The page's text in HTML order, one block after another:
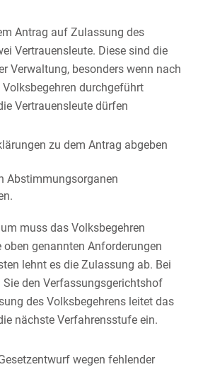
Antrag auf Zulassung des
Vertrauensleute. Diese sind die
Verwaltung, besonders wenn nach
durchgeführt
Vertrauensleute dürfen
zu dem Antrag abgeben
Abstimmungsorganen
muss das Volksbegehren
oben genannten Anforderungen
lehnt es die Zulassung ab. Bei
den Verfassungsgerichtshof
des Volksbegehrens leitet das
nächste Verfahrensstufe ein.
wegen fehlender